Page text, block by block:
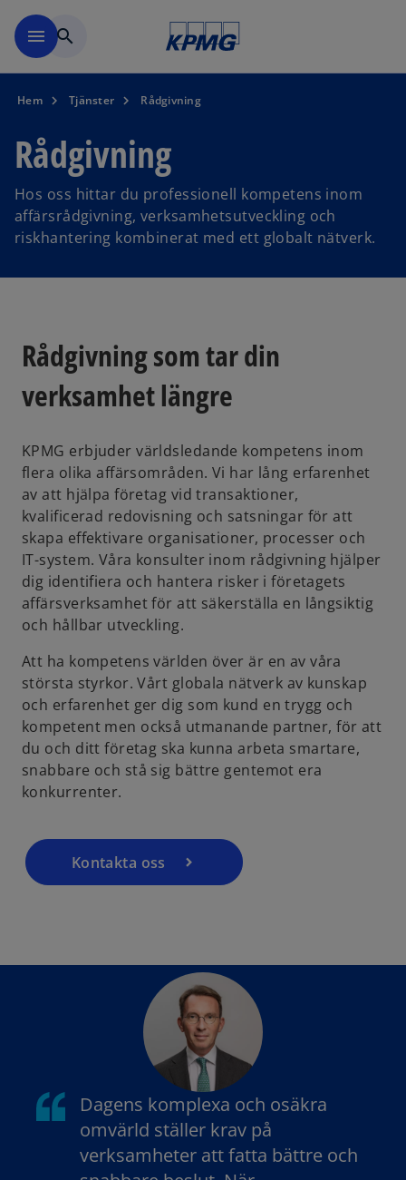
menu search
Hem Tjänster Rådgivning
Rådgivning
Hos oss hittar du professionell kompetens inom
affärsrådgivning, verksamhetsutveckling och
riskhantering kombinerat med ett globalt nätverk.
Rådgivning som tar din
verksamhet längre
KPMG erbjuder världsledande kompetens inom
flera olika affärsområden. Vi har lång erfarenhet
av att hjälpa företag vid transaktioner,
kvalificerad redovisning och satsningar för att
skapa effektivare organisationer, processer och
IT-system. Våra konsulter inom rådgivning hjälper
dig identifiera och hantera risker i företagets
affärsverksamhet för att säkerställa en långsiktig
och hållbar utveckling.
Att ha kompetens världen över är en av våra
största styrkor. Vårt globala nätverk av kunskap
och erfarenhet ger dig som kund en trygg och
kompetent men också utmanande partner, för att
du och ditt företag ska kunna arbeta smartare,
snabbare och stå sig bättre gentemot era
konkurrenter.
Kontakta oss
Dagens komplexa och osäkra
omvärld ställer krav på
verksamheter att fatta bättre och